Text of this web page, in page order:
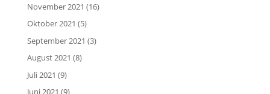
November 2021 (16)
Oktober 2021 (5)
September 2021 (3)
August 2021 (8)
Juli 2021 (9)
Juni 2021 (9)